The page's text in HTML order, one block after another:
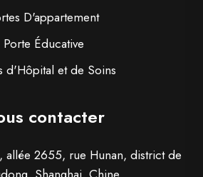
D'appartement
Porte Éducative
d'Hôpital et de Soins
contacter
allée 2655, rue Hunan, district de